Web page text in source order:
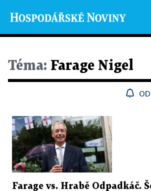
Téma: Farage Nigel
Farage vs. Hrabě Odpadkáč.